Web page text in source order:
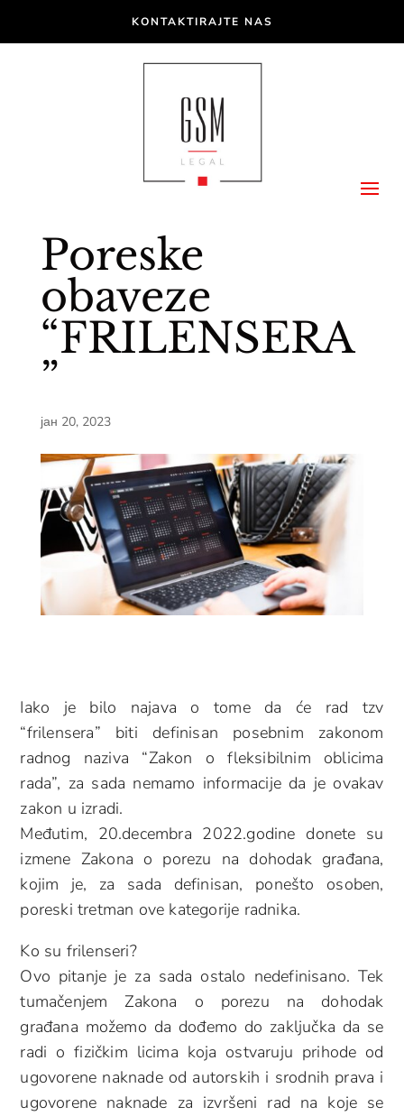
KONTAKTIRAJTE NAS
Poreske
obaveze
“FRILENSERA
”
јан 20, 2023
Iako je bilo najava o tome da će rad tzv
“frilensera” biti definisan posebnim zakonom
radnog naziva “Zakon o fleksibilnim oblicima
rada”, za sada nemamo informacije da je ovakav
zakon u izradi.
Međutim, 20.decembra 2022.godine donete su
izmene Zakona o porezu na dohodak građana,
kojim je, za sada definisan, ponešto osoben,
poreski tretman ove kategorije radnika.
Ko su frilenseri?
Ovo pitanje je za sada ostalo nedefinisano. Tek
tumačenjem Zakona o porezu na dohodak
građana možemo da dođemo do zaključka da se
radi o fizičkim licima koja ostvaruju prihode od
ugovorene naknade od autorskih i srodnih prava i
ugovorene naknade za izvršeni rad na koje se